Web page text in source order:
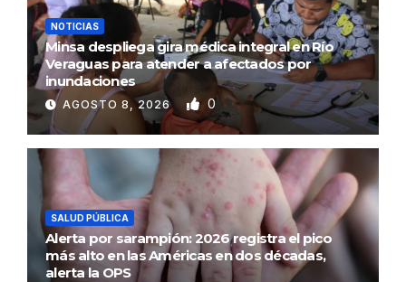
NOTICIAS
Minsa despliega gira médica integral en Río
Veraguas para atender a afectados por
inundaciones
AGOSTO 8, 2026 0
SALUD PÚBLICA
Alerta por sarampión: 2026 registra el pico
más alto en las Américas en dos décadas,
alerta la OPS